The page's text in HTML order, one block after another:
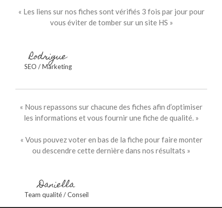
« Les liens sur nos fiches sont vérifiés 3 fois par jour pour
vous éviter de tomber sur un site HS »
Rodrigue
SEO / Marketing
« Nous repassons sur chacune des fiches afin d’optimiser
les informations et vous fournir une fiche de qualité. »
« Vous pouvez voter en bas de la fiche pour faire monter
ou descendre cette dernière dans nos résultats »
Daniella
Team qualité / Conseil